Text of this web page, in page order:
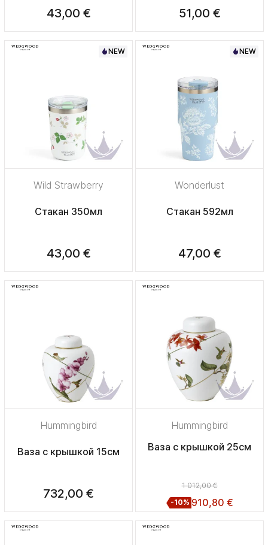
43,00 € 51,00 €
NEW
Wild Strawberry
Стакан 350мл
43,00 €
NEW
Wonderlust
Стакан 592мл
47,00 €
Hummingbird
Ваза с крышкой 15см
732,00 €
Hummingbird
Ваза с крышкой 25см
1 012,00 €
-10% 910,80 €